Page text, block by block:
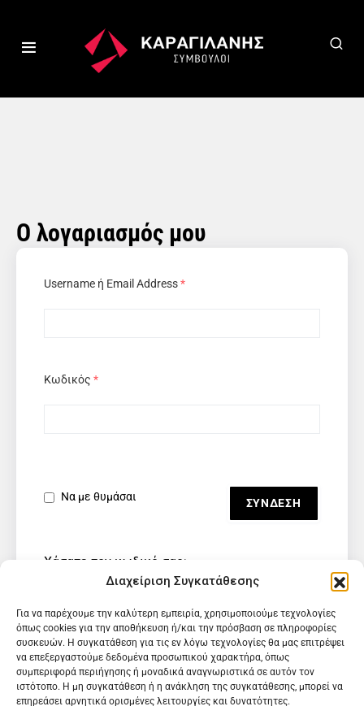
Διαχείριση Συγκατάθεσης
Για να παρέχουμε την καλύτερη εμπειρία, χρησιμοποιούμε τεχνολογίες
όπως cookies για την αποθήκευση ή/και την πρόσβαση σε πληροφορίες
συσκευών. Η συγκατάθεση για τις εν λόγω τεχνολογίες θα μας επιτρέψει
να επεξεργαστούμε δεδομένα προσωπικού χαρακτήρα, όπως
συμπεριφορά περιήγησης ή μοναδικά αναγνωριστικά σε αυτόν τον
ιστότοπο. Η μη συγκατάθεση ή η ανάκληση της συγκατάθεσης, μπορεί να
επηρεάσει αρνητικά ορισμένες λειτουργίες και δυνατότητες.
Ο λογαριασμός μου
Username ή Email Address*
Κωδικός*
Να με θυμάσαι
Χάσατε τον κωδικό σας;